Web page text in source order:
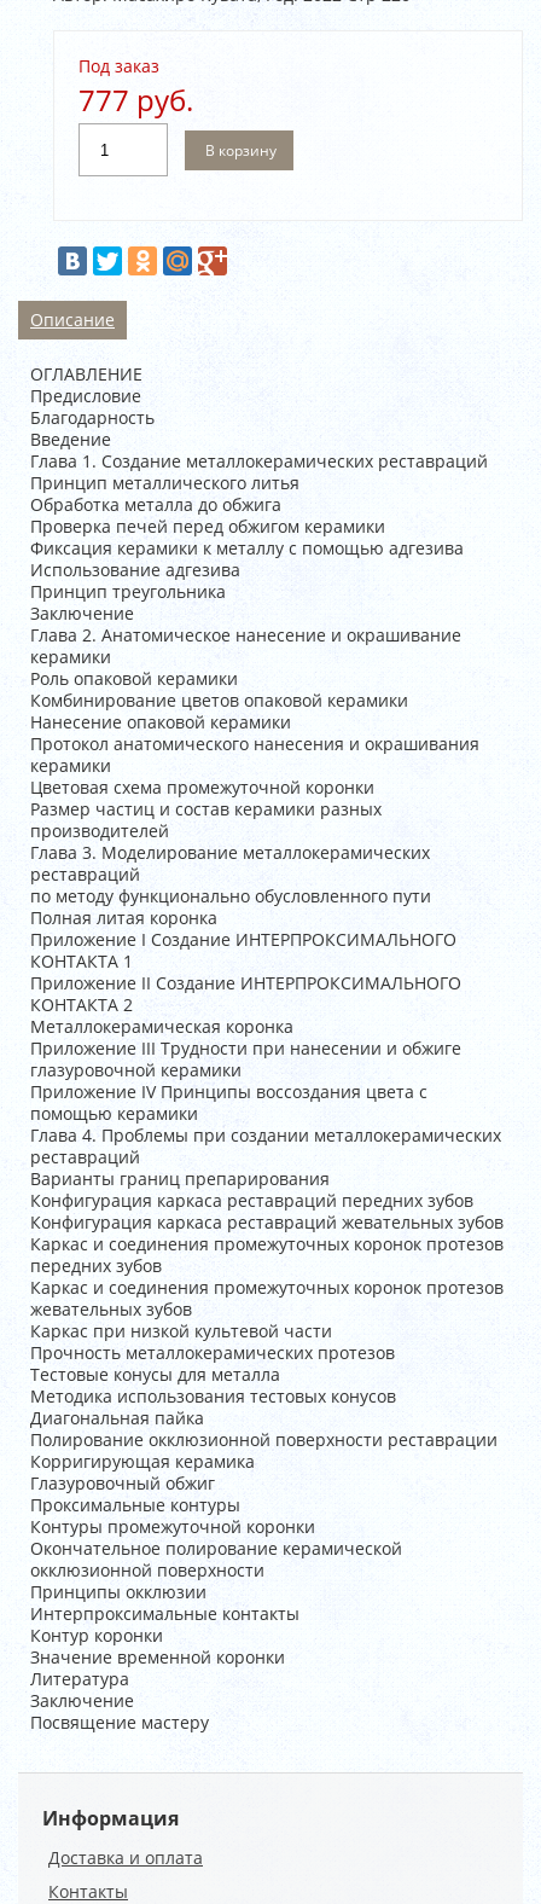
Под заказ
777 руб.
В корзину
Описание
ОГЛАВЛЕНИЕ
Предисловие
Благодарность
Введение
Глава 1. Создание металлокерамических реставраций
Принцип металлического литья
Обработка металла до обжига
Проверка печей перед обжигом керамики
Фиксация керамики к металлу с помощью адгезива
Использование адгезива
Принцип треугольника
Заключение
Глава 2. Анатомическое нанесение и окрашивание
керамики
Роль опаковой керамики
Комбинирование цветов опаковой керамики
Нанесение опаковой керамики
Протокол анатомического нанесения и окрашивания
керамики
Цветовая схема промежуточной коронки
Размер частиц и состав керамики разных
производителей
Глава 3. Моделирование металлокерамических
реставраций
по методу функционально обусловленного пути
Полная литая коронка
Приложение I Создание ИНТЕРПРОКСИМАЛЬНОГО
КОНТАКТА 1
Приложение II Создание ИНТЕРПРОКСИМАЛЬНОГО
КОНТАКТА 2
Металлокерамическая коронка
Приложение III Трудности при нанесении и обжиге
глазуровочной керамики
Приложение IV Принципы воссоздания цвета с
помощью керамики
Глава 4. Проблемы при создании металлокерамических
реставраций
Варианты границ препарирования
Конфигурация каркаса реставраций передних зубов
Конфигурация каркаса реставраций жевательных зубов
Каркас и соединения промежуточных коронок протезов
передних зубов
Каркас и соединения промежуточных коронок протезов
жевательных зубов
Каркас при низкой культевой части
Прочность металлокерамических протезов
Тестовые конусы для металла
Методика использования тестовых конусов
Диагональная пайка
Полирование окклюзионной поверхности реставрации
Корригирующая керамика
Глазуровочный обжиг
Проксимальные контуры
Контуры промежуточной коронки
Окончательное полирование керамической
окклюзионной поверхности
Принципы окклюзии
Интерпроксимальные контакты
Контур коронки
Значение временной коронки
Литература
Заключение
Посвящение мастеру
Информация
Доставка и оплата
Контакты